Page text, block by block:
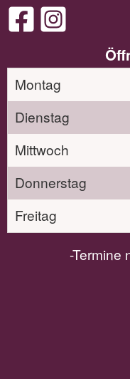
Montag
Dienstag
Mittwoch
Donnerstag
Freitag
-Termine